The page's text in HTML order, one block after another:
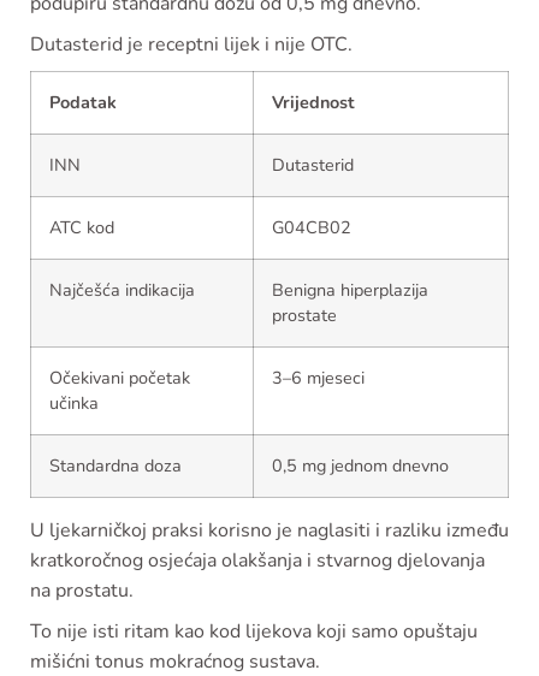
Dutasterid je receptni lijek i nije OTC.
Podatak Vrijednost
INN Dutasterid
ATC kod G04CB02
Najčešća indikacija
Benigna hiperplazija
prostate
Očekivani početak
učinka
3–6 mjeseci
Standardna doza 0,5 mg jednom dnevno
U ljekarničkoj praksi korisno je naglasiti i razliku između
kratkoročnog osjećaja olakšanja i stvarnog djelovanja
na prostatu.
To nije isti ritam kao kod lijekova koji samo opuštaju
mišićni tonus mokraćnog sustava.